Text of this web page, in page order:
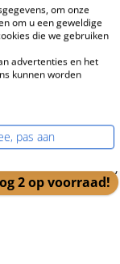
17 mm)
2 op voorraad!
om onze
om u een geweldige
die we gebruiken
advertenties en het
kunnen worden
pas aan